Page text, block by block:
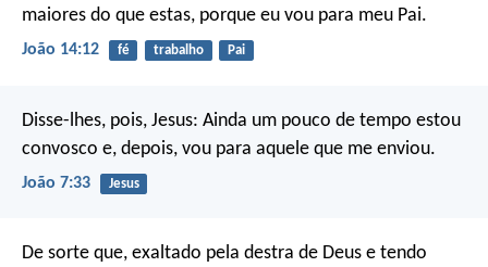
maiores do que estas, porque eu vou para meu Pai.
João 14:12 fé trabalho Pai
Disse-lhes, pois, Jesus: Ainda um pouco de tempo estou
convosco e, depois, vou para aquele que me enviou.
João 7:33 Jesus
De sorte que, exaltado pela destra de Deus e tendo